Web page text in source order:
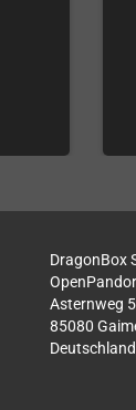
DragonBox
Asternweg 5
85080
Deutschland